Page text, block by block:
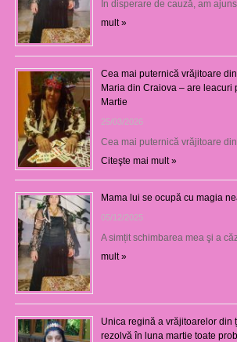
În disperare de cauză, am
mult »
Cea mai puternică vrăjitoare
Maria din Craiova – are leacuri
Martie
25/03/2026
Cea mai puternică vrăjitoare
Citeşte mai mult »
Mama lui se ocupă cu magia
05/12/2025
A simțit schimbarea mea şi a
mult »
Unica regină a vrăjitoarelor din
rezolvă în luna martie toate